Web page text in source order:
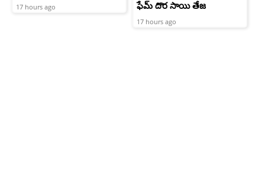
17 hours ago
ఫేమ్ దొర సాయి తేజ
17 hours ago